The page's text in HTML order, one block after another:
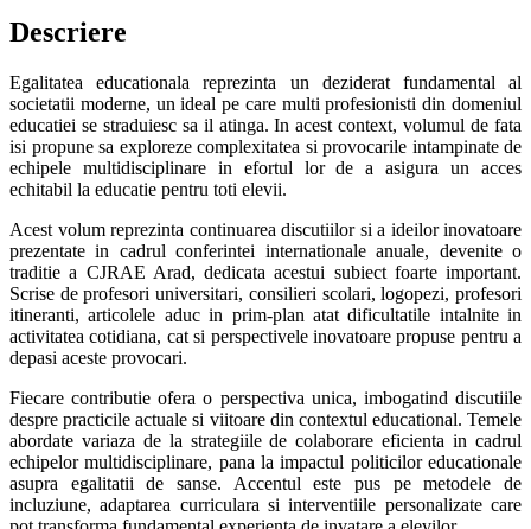
Descriere
Egalitatea educationala reprezinta un deziderat fundamental al
societatii moderne, un ideal pe care multi profesionisti din domeniul
educatiei se straduiesc sa il atinga. In acest context, volumul de fata
isi propune sa exploreze complexitatea si provocarile intampinate de
echipele multidisciplinare in efortul lor de a asigura un acces
echitabil la educatie pentru toti elevii.
Acest volum reprezinta continuarea discutiilor si a ideilor inovatoare
prezentate in cadrul conferintei internationale anuale, devenite o
traditie a CJRAE Arad, dedicata acestui subiect foarte important.
Scrise de profesori universitari, consilieri scolari, logopezi, profesori
itineranti, articolele aduc in prim-plan atat dificultatile intalnite in
activitatea cotidiana, cat si perspectivele inovatoare propuse pentru a
depasi aceste provocari.
Fiecare contributie ofera o perspectiva unica, imbogatind discutiile
despre practicile actuale si viitoare din contextul educational. Temele
abordate variaza de la strategiile de colaborare eficienta in cadrul
echipelor multidisciplinare, pana la impactul politicilor educationale
asupra egalitatii de sanse. Accentul este pus pe metodele de
incluziune, adaptarea curriculara si interventiile personalizate care